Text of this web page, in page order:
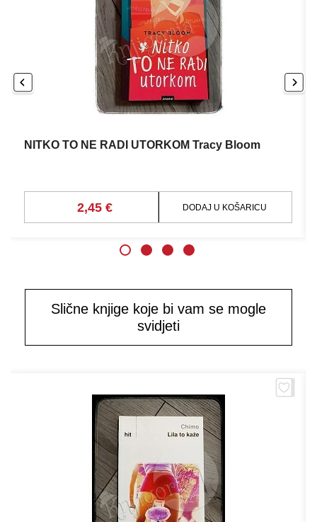
NITKO TO NE RADI UTORKOM Tracy Bloom
2,45 € DODAJ U KOŠARICU
Slične knjige koje bi vam se mogle
svidjeti